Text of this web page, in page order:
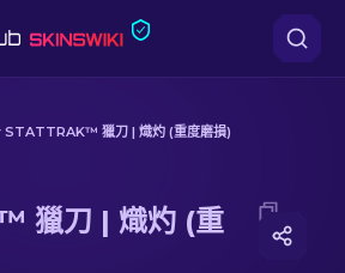
獵刀 | 熾灼 (重度磨損)
獵刀 | 熾灼 (重度磨損)
刀 | 熾灼 (重